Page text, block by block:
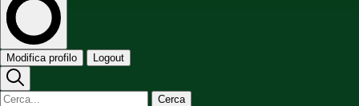
Modifica profilo Logout
Cerca